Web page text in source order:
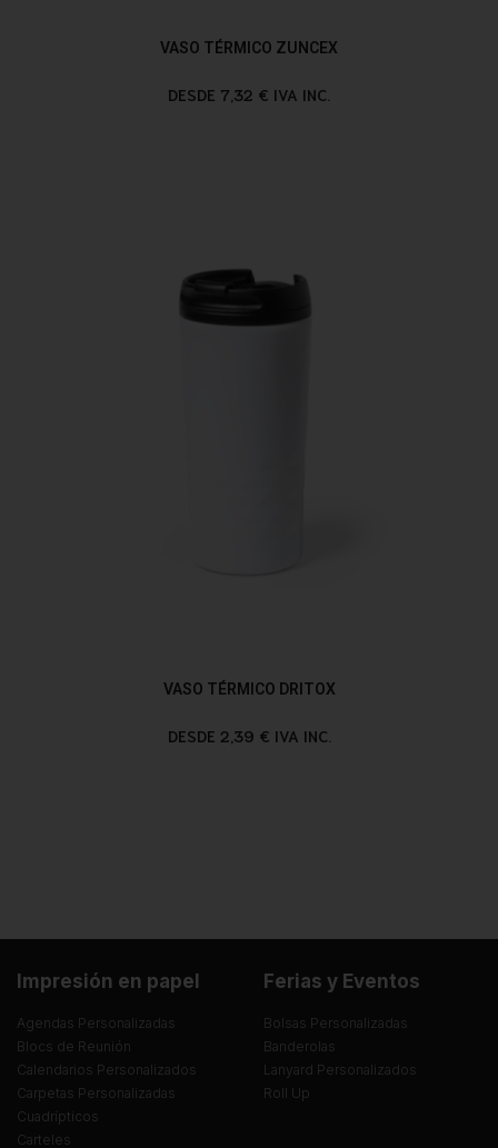
VASO TÉRMICO ZUNCEX
DESDE 7,32 € IVA INC.
VASO TÉRMICO DRITOX
DESDE 2,39 € IVA INC.
Impresión en papel
Agendas Personalizadas
Blocs de Reunión
Calendarios Personalizados
Carpetas Personalizadas
Cuadrípticos
Carteles
Ferias y Eventos
Bolsas Personalizadas
Banderolas
Lanyard Personalizados
Roll Up